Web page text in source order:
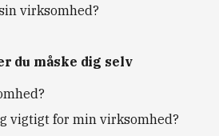
virksomhed?
du måske dig selv
vigtigt for min virksomhed?